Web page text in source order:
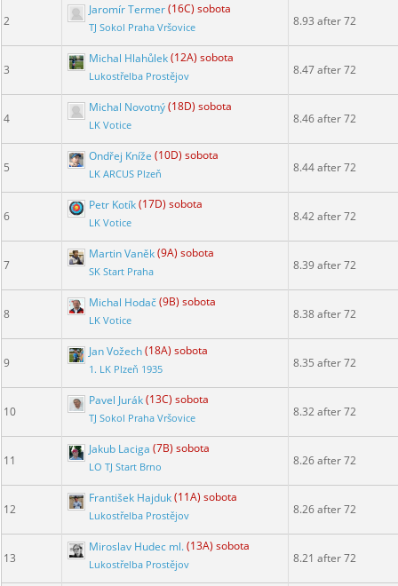
2
Jaromír Termer(16C) sobota
TJ Sokol Praha Vršovice 8.93 after 72
3
Michal Hlahůlek(12A) sobota
Lukostřelba Prostějov 8.47 after 72
4
Michal Novotný(18D) sobota
LK Votice 8.46 after 72
5
Ondřej Kníže (10D) sobota
LK ARCUS Plzeň 8.44 after 72
6
Petr Kotík(17D) sobota
LK Votice 8.42 after 72
7
Martin Vaněk(9A) sobota
SK Start Praha 8.39 after 72
8
Michal Hodač(9B) sobota
LK Votice 8.38 after 72
9
Jan Vožech(18A) sobota
1. LK Plzeň 1935 8.35 after 72
10
Pavel Jurák(13C) sobota
TJ Sokol Praha Vršovice 8.32 after 72
11
Jakub Laciga (7B) sobota
LO TJ Start Brno 8.26 after 72
12
František Hajduk(11A) sobota
Lukostřelba Prostějov 8.26 after 72
13
Miroslav Hudec ml.(13A) sobota
Lukostřelba Prostějov 8.21 after 72